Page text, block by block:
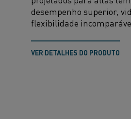
desempenho superior,
flexibilidade
VER DETALHES DO PRODUTO